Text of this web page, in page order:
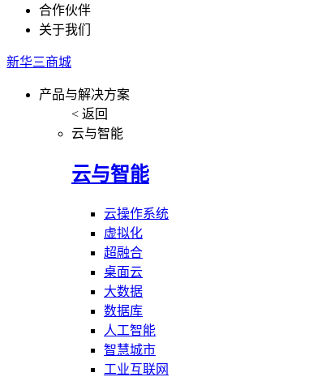
合作伙伴
关于我们
新华三商城
产品与解决方案
< 返回
云与智能
云与智能
云操作系统
虚拟化
超融合
桌面云
大数据
数据库
人工智能
智慧城市
工业互联网